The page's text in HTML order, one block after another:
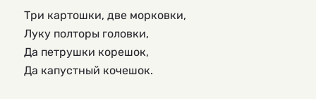
Три картошки, две морковки,
Луку полторы головки,
Да петрушки корешок,
Да капустный кочешок.